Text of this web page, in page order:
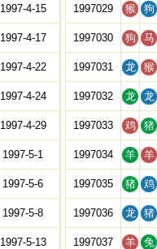
1997-4-15
1997-4-17
1997-4-22
1997-4-24
1997-4-29
1997-5-1
1997-5-6
1997-5-8
1997-5-13
1997029 猴 狗
1997030 狗 马
1997031 龙 猴
1997032 龙 龙
1997033 鸡 猪
1997034 羊 羊
1997035 猪 鸡
1997036 龙 猪
1997037 羊 兔